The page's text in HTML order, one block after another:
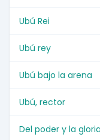
Ubú Rei
Ubú rey
Ubú bajo la arena
Ubú, rector
Del poder y la gloria